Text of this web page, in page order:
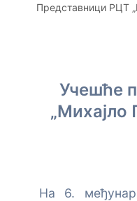
Представници РЦТ
Учешће
„Михајло
На 6.